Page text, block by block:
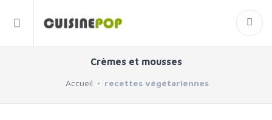
Crèmes et mousses
Accueil recettes végétariennes